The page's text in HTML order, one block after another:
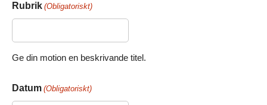
Rubrik (Obligatoriskt)
Ge din motion en beskrivande titel.
Datum (Obligatoriskt)